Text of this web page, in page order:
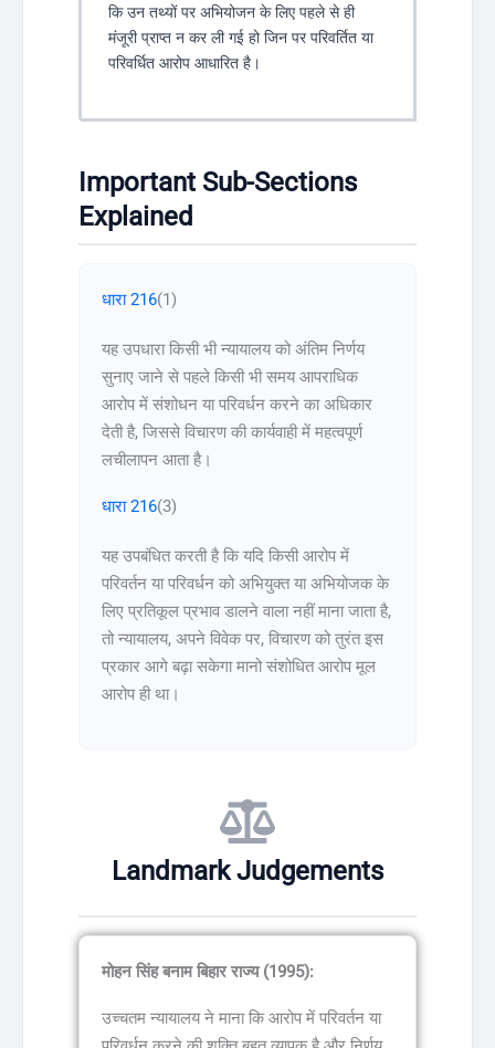
कि उन तथ्यों पर अभियोजन के लिए पहले से ही
मंजूरी प्राप्त न कर ली गई हो जिन पर परिवर्तित या
परिवर्धित आरोप आधारित है।
Important Sub-Sections
Explained
धारा 216(1)
यह उपधारा किसी भी न्यायालय को अंतिम निर्णय
सुनाए जाने से पहले किसी भी समय आपराधिक
आरोप में संशोधन या परिवर्धन करने का अधिकार
देती है, जिससे विचारण की कार्यवाही में महत्वपूर्ण
लचीलापन आता है।
धारा 216(3)
यह उपबंधित करती है कि यदि किसी आरोप में
परिवर्तन या परिवर्धन को अभियुक्त या अभियोजक के
लिए प्रतिकूल प्रभाव डालने वाला नहीं माना जाता है,
तो न्यायालय, अपने विवेक पर, विचारण को तुरंत इस
प्रकार आगे बढ़ा सकेगा मानो संशोधित आरोप मूल
आरोप ही था।
Landmark Judgements
मोहन सिंह बनाम बिहार राज्य (1995):
उच्चतम न्यायालय ने माना कि आरोप में परिवर्तन या